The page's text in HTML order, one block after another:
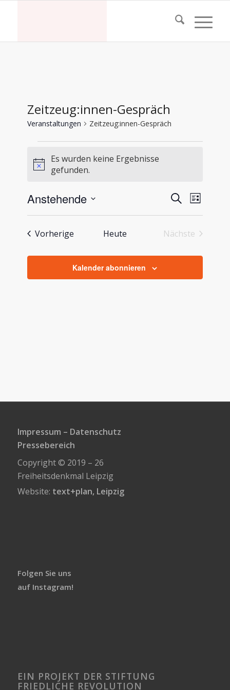
Zeitzeug:innen-Gespräch
Veranstaltungen Zeitzeug:innen-Gespräch
Hinweis
Es wurden keine Ergebnisse
gefunden.
Suche
und
SucheListe
Anstehende
Datum
Vorherige Veranstaltungen
Heute
Nächste
Kalender abonnieren
Impressum – Datenschutz
Pressebereich
Copyright © 2019 – 26
Freiheitsdenkmal Leipzig
Website: text+plan, Leipzig
Folgen Sie uns
auf Instagram!
EIN PROJEKT DER STIFTUNG
FRIEDLICHE REVOLUTION